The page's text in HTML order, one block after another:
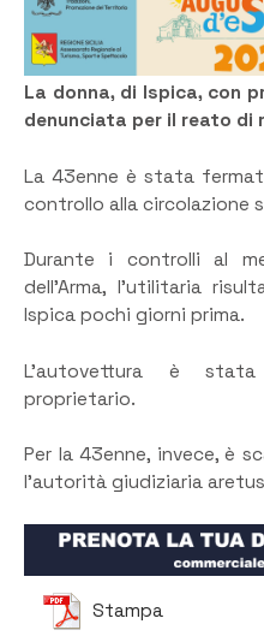
La donna, di Ispica, con
denunciata per il reato di
La 43enne è stata
controllo alla circolazione
Durante i controlli al
dell’Arma, l’utilitaria
Ispica pochi giorni prima.
L’autovettura è
proprietario.
Per la 43enne, invece, è
l’autorità giudiziaria
Stampa